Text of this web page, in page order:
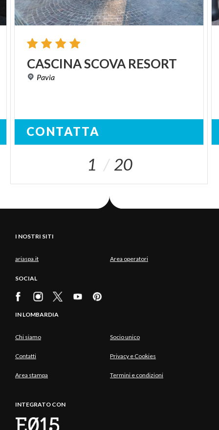
CASCINASCOVA RESORT
Pavia
CONTATTA
1 20
I NOSTRI SITI
ariaspa.it Area operatori
SOCIAL
IN LOMBARDIA
Chi siamo Socio unico
Contatti Privacy e Cookies
Area stampa Termini e condizioni
INTEGRATO CON